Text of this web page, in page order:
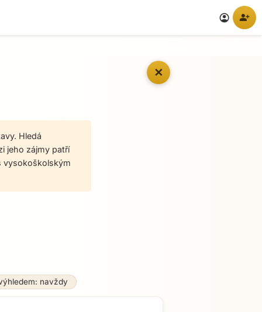
account_circle person_add
✕
Hledá
jeho zájmy patří
vysokoškolským
navždy